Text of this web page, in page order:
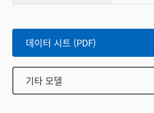
데이터 시트 (PDF)
기타 모델